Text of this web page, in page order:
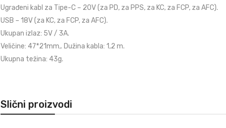
Ugrađeni kabl za Tipe-C – 20V (za PD, za PPS, za KC, za FCP, za AFC).
USB – 18V (za KC, za FCP, za AFC).
Ukupan izlaz: 5V / 3A.
Veličine: 47*21mm,. Dužina kabla: 1,2 m.
Ukupna težina: 43g.
Slični proizvodi